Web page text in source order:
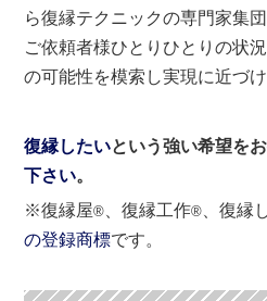
ら復縁テクニックの専門家集
ご依頼者様ひとりひとりの状
の可能性を模索し実現に近づけ
復縁したいという強い希望を
下さい。
※復縁屋® 、復縁工作® 、復縁
の登録商標です。